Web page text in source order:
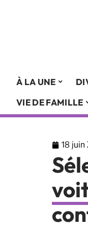
À LA UNE
VIE DE FAMILLE
18 juin